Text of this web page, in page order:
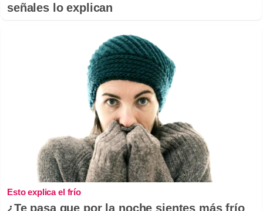
señales lo explican
Esto explica el frío
¿Te pasa que por la noche sientes más frío